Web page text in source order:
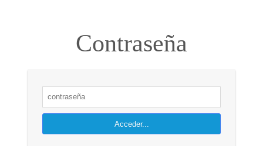
Contraseña
Acceder...